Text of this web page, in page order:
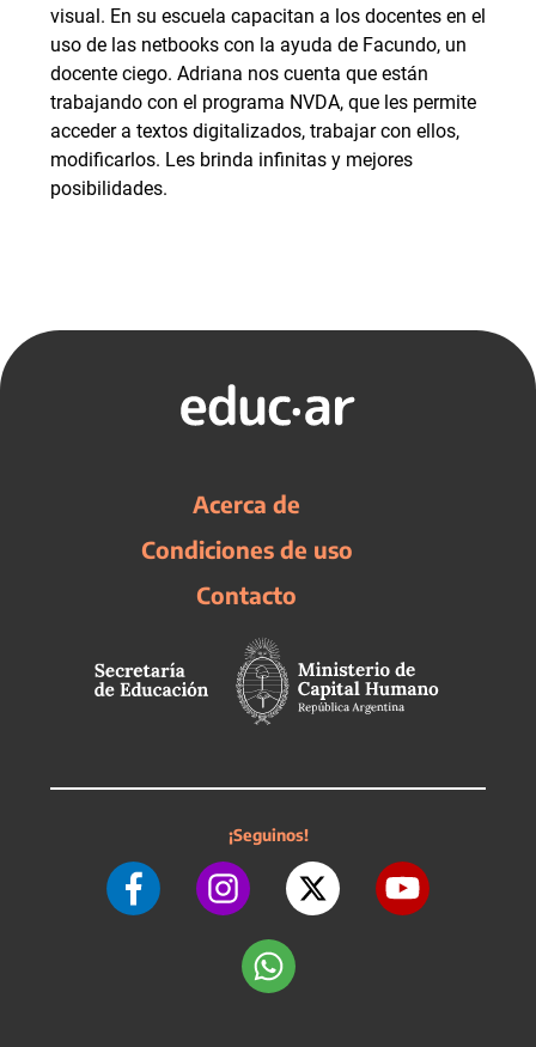
visual. En su escuela capacitan a los docentes en el
uso de las netbooks con la ayuda de Facundo, un
docente ciego. Adriana nos cuenta que están
trabajando con el programa NVDA, que les permite
acceder a textos digitalizados, trabajar con ellos,
modificarlos. Les brinda infinitas y mejores
posibilidades.
Acerca de
Condiciones de uso
Contacto
¡Seguinos!